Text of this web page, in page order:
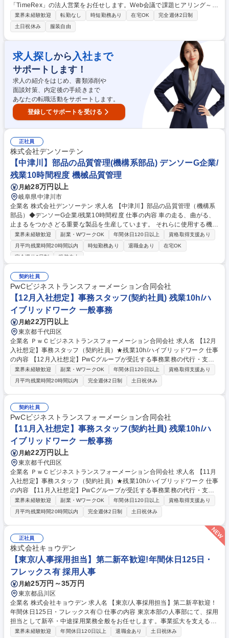
「TimeRex」の法人営業をお任せします。Web会議で課題ヒアリング～提
案・導入支援まで担当。顧客との対話を通じてプロダクト改善にも関与で
きる、コンサルティング要素の強いポジションです。 【具体的には】We
b会議で課題ヒアリング・製品デモ・提案を中心に、メールやチャットで
活用方法提案やクロージングまで案件推進をお任せ。導入後のオンボーデ
ィング支援や利用データをもとに提案も行います。顧客の声をプロダクト
チームへ連携し、製品改善にも貢献可能です！ ★インバウンド中心の営業
スタイルです。 ★既存の事業開発・推進にも携わっていただきます。 募
集職種 【日程調整サービスTimeRexの提案営業】/第二新卒歓迎/リモート
可/フレックス
業界未経験歓迎 転勤なし 時短勤務あり 在宅OK
完全週休2日制
土日祝休み
服装自由
求人探しから 入社まで
サポートします！
求人の紹介をはじめ、書類添削や
面談対策、内定後の手続きまで
あなたの転職活動をサポートします。
登録してサポートを受ける
正社員
株式会社デンソーテン
【中津川】部品の品質管理(機構系部品) デンソーG企業/
残業10時間程度 機械品質管理
月給28万円以上
岐阜県中津川市
企業名 株式会社デンソーテン 求人名 【中津川】部品の品質管理（機構系
部品）◆デンソーG企業/残業10時間程度 仕事の内容 車の走る、曲がる、
止まるをつかさどる重要な製品を生産しています。 それらに使用する機構
部品(樹脂、プレス、ダイカストなど)の品質管理業務をご担当いただきま
す。 【機構部品の品質改善、生産準備、初品検査】 ■品質改善：工程内で
発生した部品不具合の暫定処置、取引先への原因調査、対策の依頼、支援
とその対応、検査基準取交し、日程管理、初品検査、受入検査準備など)
現場がある為、基本毎日出社して頂きますが、状況により月数回のテレワ
ークも可能。 募集職種 【中津川】部品の品質管理（機構系部品）◆デン
ソーG企業/残業10時間程度
業界未経験歓迎 副業・WワークOK 年間休日120日以上
資格取得支援あり
月平均残業時間20時間以内
時短勤務あり 退職金あり
在宅OK
完全週休2日制
服装自由
契約社員
PwCビジネストランスフォーメーション合同会社
【12月入社想定】事務スタッフ(契約社員) 残業10h/ハ
イブリッドワーク 一般事務
月給22万円以上
東京都千代田区
企業名 ＰｗＣビジネストランスフォーメーション合同会社 求人名 【12月
入社想定】事務スタッフ（契約社員）★残業10h/ハイブリッドワーク 仕事
の内容 【12月入社想定】PwCグループが受託する事務業務の代行・支援
を行う当社にて、大手クライアントを中心とした事務業務をお任せしま
す。ご希望に応じて専門性を身に着け、キャリアアップすることが可能で
す。 【電話/メール連絡業務】事業関係者(省庁/地域金融機関/自治体など)
からの質問一次受け、個別連絡対応、返信、資料配布など【調査の集計・
グラフ作成】Excelでの調査の結果集計(単純/クロス)/グラフ作成/PPT等へ
のグラフの貼り付けなど【日程調整】打ち合わせ・ヒアリング日程の調整
【経費処理】事業運営に係る経費処理、確定検査など【その他関連する事
務業務】議事録作成、資料のファイリング、フォルダ整理など 募集職種
【12月入社想定】事務スタッフ（契約社員）★残業10h/ハイブリッドワー
ク
業界未経験歓迎 副業・WワークOK 年間休日120日以上
資格取得支援あり
月平均残業時間20時間以内
完全週休2日制 土日祝休み
契約社員
PwCビジネストランスフォーメーション合同会社
【11月入社想定】事務スタッフ(契約社員) 残業10h/ハ
イブリッドワーク 一般事務
月給22万円以上
東京都千代田区
企業名 ＰｗＣビジネストランスフォーメーション合同会社 求人名 【11月
入社想定】事務スタッフ（契約社員）★残業10h/ハイブリッドワーク 仕事
の内容 【11月入社想定】PwCグループが受託する事務業務の代行・支援
を行う当社にて、大手クライアントを中心とした事務業務をお任せしま
す。ご希望に応じて専門性を身に着け、キャリアアップすることが可能で
す。 【電話/メール連絡業務】事業関係者(省庁/地域金融機関/自治体など)
からの質問一次受け、個別連絡対応、返信、資料配布など【調査の集計・
グラフ作成】Excelでの調査の結果集計(単純/クロス)/グラフ作成/PPT等へ
のグラフの貼り付けなど【日程調整】打ち合わせ・ヒアリング日程の調整
【経費処理】事業運営に係る経費処理、確定検査など【その他関連する事
務業務】議事録作成、資料のファイリング、フォルダ整理など 募集職種
【11月入社想定】事務スタッフ（契約社員）★残業10h/ハイブリッドワー
ク
業界未経験歓迎 副業・WワークOK 年間休日120日以上
資格取得支援あり
月平均残業時間20時間以内
完全週休2日制 土日祝休み
正社員
株式会社キョウデン
【東京/人事採用担当】第二新卒歓迎!年間休日125日・
フレックス有 採用人事
月給25万円～35万円
東京都品川区
企業名 株式会社キョウデン 求人名 【東京/人事採用担当】第二新卒歓迎！
年間休日125日・フレックス有◎ 仕事の内容 東京本部の人事部にて、採用
担当として新卒・中途採用業務全般をお任せします。事業拡大を支えるコ
ア人材の獲得に向け、母集団形成から面接調整、内定者フォローまで、経
業界未経験歓迎 年間休日120日以上 退職金あり 土日祝休み